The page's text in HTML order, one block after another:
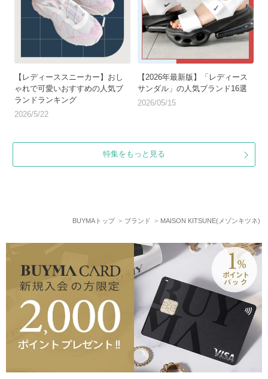
【レディーススニーカー】おし
ゃれで可愛いおすすめの人気ブ
ランドランキング
2026/5/22
【2026年最新版】「レディース
サンダル」の人気ブランド16選
2026/05/15
特集をもっと見る
BUYMAトップ ブランド MAISON KITSUNE(メゾンキツネ)